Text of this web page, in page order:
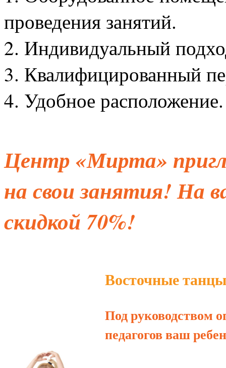
проведения занятий.
2. Индивидуальный
3. Квалифицированный
4. Удобное расположение.
Центр «Мирта»
на свои занятия! На
скидкой 70%!
Восточные
Под руководством
педагогов ваш